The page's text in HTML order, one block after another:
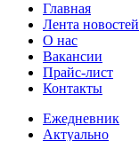
Главная
Лента новостей
О нас
Вакансии
Прайс-лист
Контакты
Ежедневник
Актуально